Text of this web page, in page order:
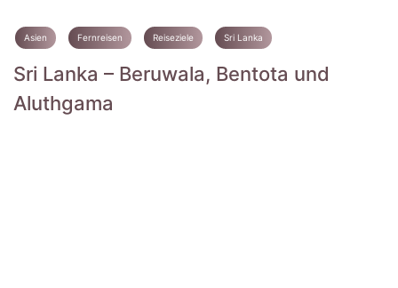
Asien Fernreisen Reiseziele Sri Lanka
Sri Lanka – Beruwala, Bentota und
Aluthgama